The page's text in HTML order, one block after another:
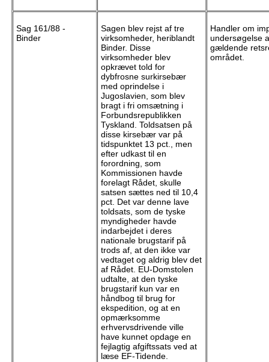
Sag 161/88 -
Binder
Sagen blev rejst af tre
virksomheder, heriblandt
Binder. Disse
virksomheder blev
opkrævet told for
dybfrosne surkirsebær
med oprindelse i
Jugoslavien, som blev
bragt i fri omsætning i
Forbundsrepublikken
Tyskland. Toldsatsen på
disse kirsebær var på
tidspunktet 13 pct., men
efter udkast til en
forordning, som
Kommissionen havde
forelagt Rådet, skulle
satsen sættes ned til 10,4
pct. Det var denne lave
toldsats, som de tyske
myndigheder havde
indarbejdet i deres
nationale brugstarif på
trods af, at den ikke var
vedtaget og aldrig blev det
af Rådet. EU-Domstolen
udtalte, at den tyske
brugstarif kun var en
håndbog til brug for
ekspedition, og at en
opmærksomme
erhvervsdrivende ville
have kunnet opdage en
fejlagtig afgiftssats ved at
læse EF-Tidende.
Handler om
undersøgelse
gældende
området.